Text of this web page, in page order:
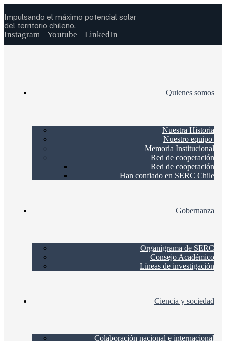
Impulsando el máximo potencial solar
del territorio chileno.
Instagram Youtube LinkedIn
Quienes somos
Nuestra Historia
Nuestro equipo
Memoria Institucional
Red de cooperación
Red de cooperación
Han confiado en SERC Chile
Gobernanza
Organigrama de SERC
Consejo Académico
Líneas de investigación
Ciencia y sociedad
Colaboración nacional e internacional